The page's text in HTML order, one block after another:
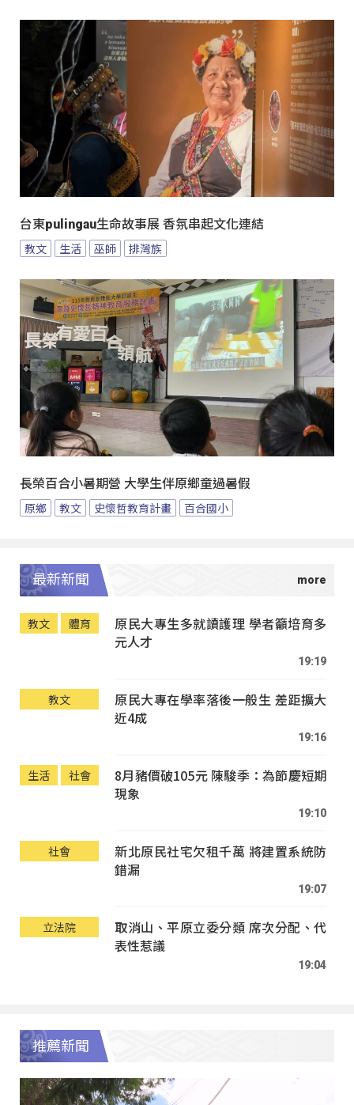
台東pulingau生命故事展 香氛串起文化連結
教文 生活 巫師 排灣族
長榮百合小暑期營 大學生伴原鄉童過暑假
原鄉 教文 史懷哲教育計畫 百合國小
最新新聞
教文 體育
原民大專生多就讀護理 學者籲培育多
元人才
19:19
教文
原民大專在學率落後一般生 差距擴大
近4成
19:16
生活 社會
8月豬價破105元 陳駿季：為節慶短期
現象
19:10
社會
新北原民社宅欠租千萬 將建置系統防
錯漏
19:07
立法院
取消山、平原立委分類 席次分配、代
表性惹議
19:04
推薦新聞